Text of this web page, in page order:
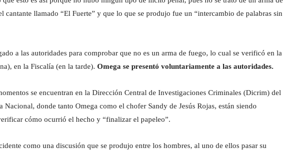
cantante llamado “El Fuerte” y que lo que se produjo fue un “intercambio de palabras sin
a las autoridades para comprobar que no es un arma de fuego, lo cual se verificó en la
en la Fiscalía (en la tarde). Omega se presentó voluntariamente a las autoridades.
se encuentran en la Dirección Central de Investigaciones Criminales (Dicrim) del
Nacional, donde tanto Omega como el chofer Sandy de Jesús Rojas, están siendo
cómo ocurrió el hecho y “finalizar el papeleo”.
como una discusión que se produjo entre los hombres, al uno de ellos pasar su